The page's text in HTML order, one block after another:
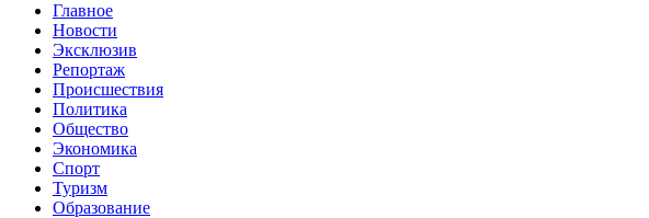
Главное
Новости
Эксклюзив
Репортаж
Происшествия
Политика
Общество
Экономика
Спорт
Туризм
Образование